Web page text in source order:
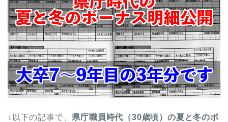
↓以下の記事で、 県庁職員時代（30歳頃）の夏と冬のボ